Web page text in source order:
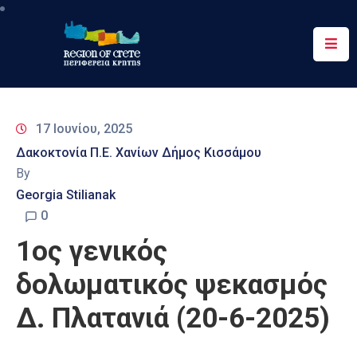
Περιφέρεια
&
Δράσεις
Ψηφιακές
Επικοινωνία
17 Ιουνίου, 2025
Δακοκτονία Π.Ε. Χανίων Δήμος Κισσάμου
By
Georgia Stilianak
0
1ος γενικός
δολωματικός ψεκασμός
Δ. Πλατανιά (20-6-2025)